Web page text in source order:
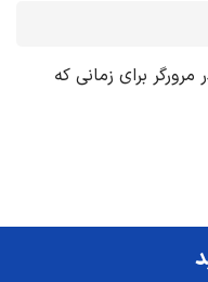
برای زمانی که